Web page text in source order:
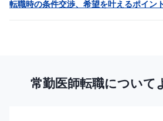
転職時の条件交渉、希望を叶えるポイン
常勤医師転職について